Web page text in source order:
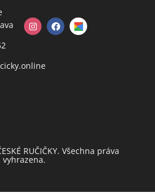
RUČIČKY. Všechna práva
vyhrazena.